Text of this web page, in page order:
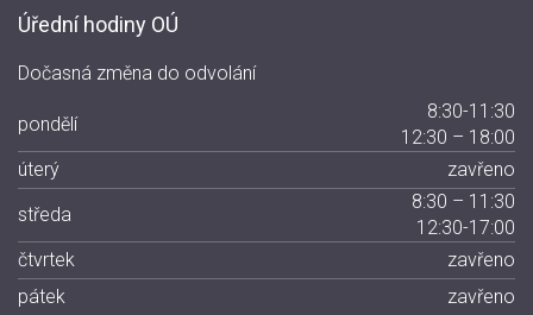
Úřední hodiny OÚ
Dočasná změna do odvolání
pondělí
8:30-11:30
12:30 – 18:00
úterý
zavřeno
středa
8:30 – 11:30
12:30-17:00
čtvrtek
zavřeno
pátek
zavřeno